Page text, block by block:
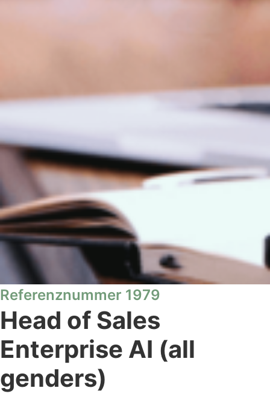
Referenznummer 1979
Head of Sales
Enterprise AI (all
genders)